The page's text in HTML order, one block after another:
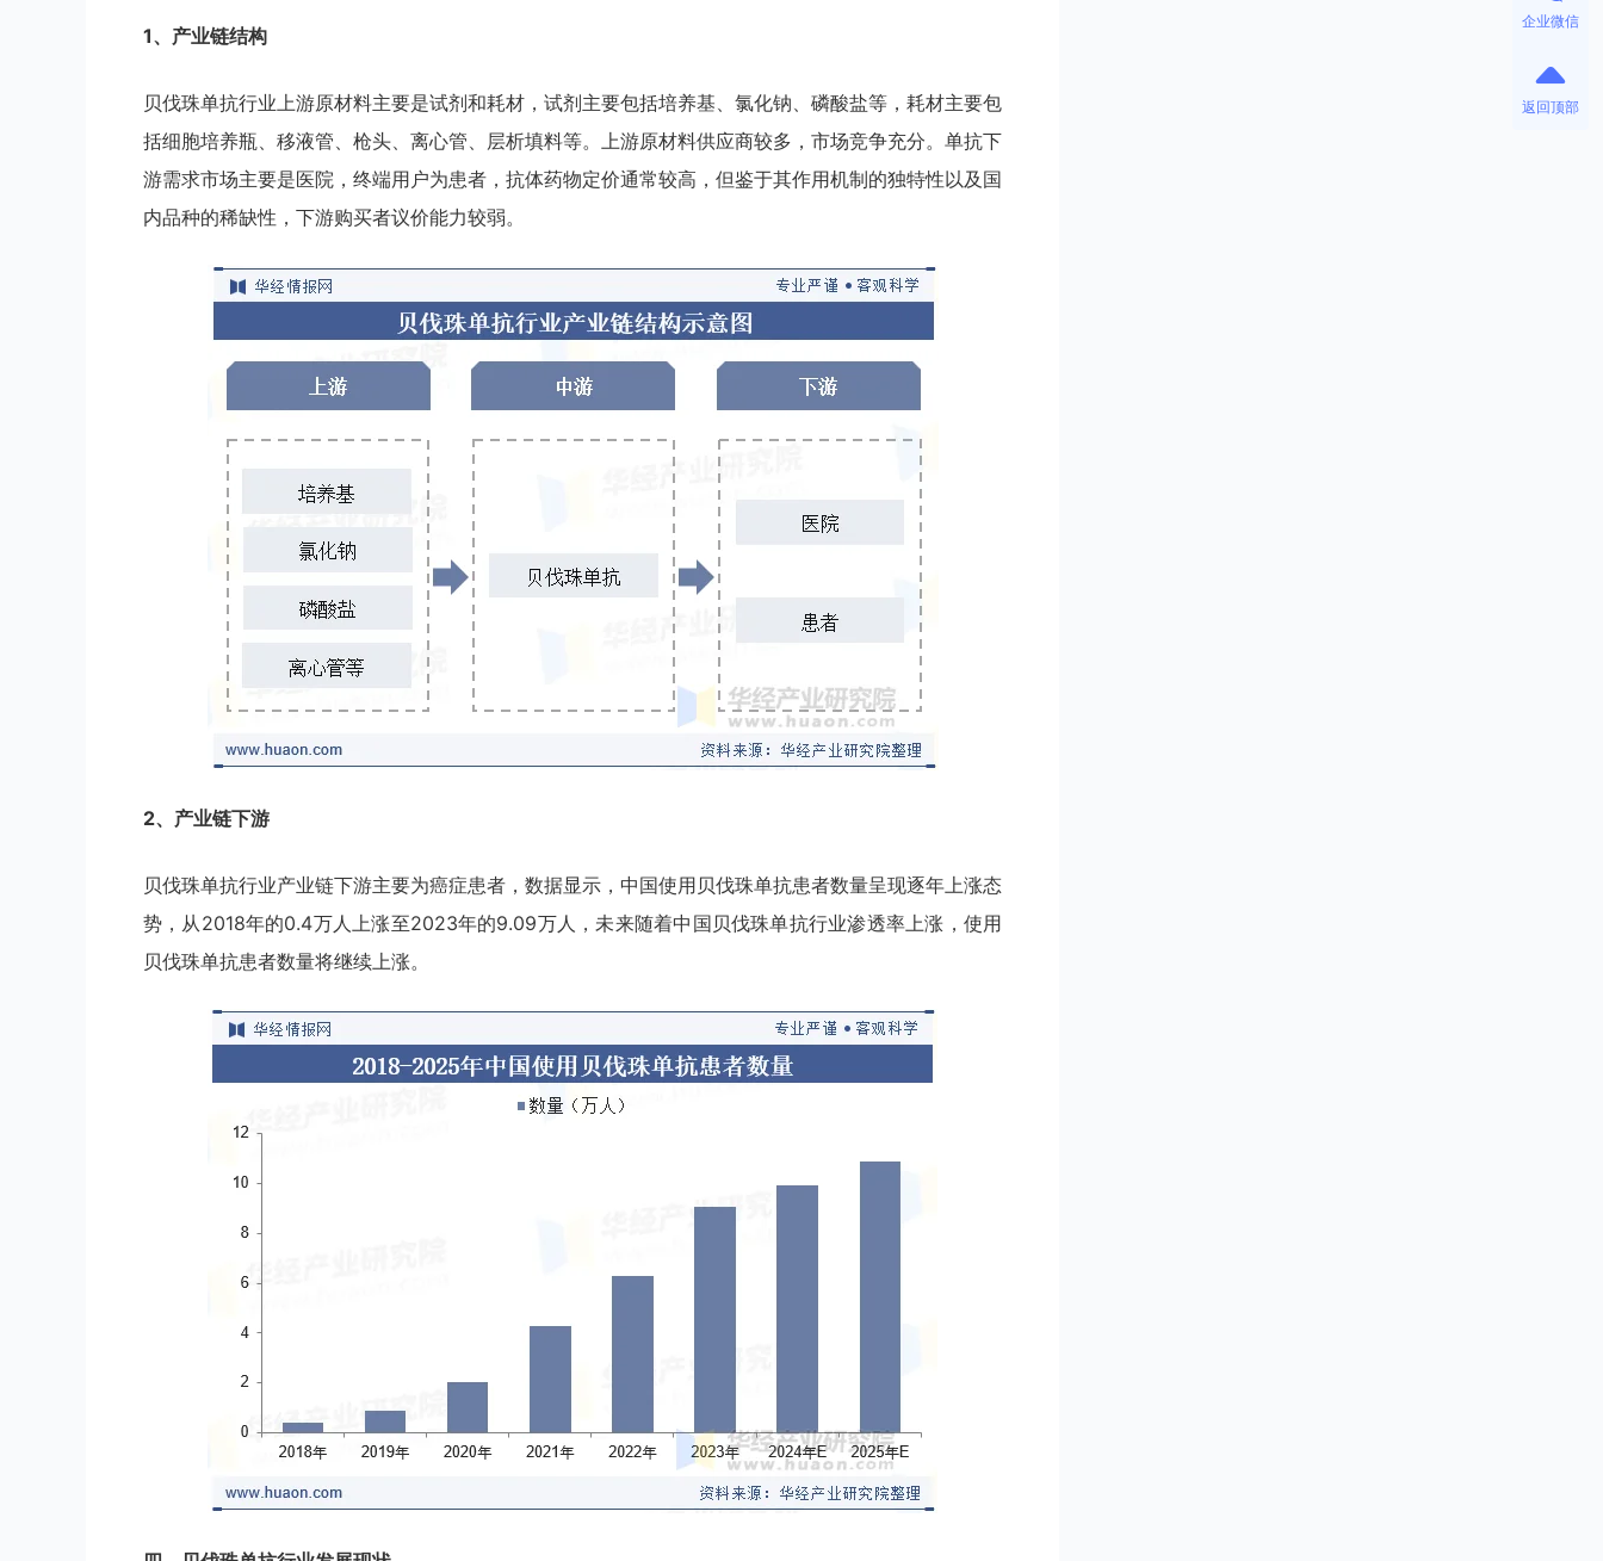
1、产业链结构
贝伐珠单抗行业上游原材料主要是试剂和耗材，试剂主要包括培养基、氯化钠、磷酸盐等，耗材主要包
括细胞培养瓶、移液管、枪头、离心管、层析填料等。上游原材料供应商较多，市场竞争充分。单抗下
游需求市场主要是医院，终端用户为患者，抗体药物定价通常较高，但鉴于其作用机制的独特性以及国
内品种的稀缺性，下游购买者议价能力较弱。
2、产业链下游
贝伐珠单抗行业产业链下游主要为癌症患者，数据显示，中国使用贝伐珠单抗患者数量呈现逐年上涨态
势，从2018年的0.4万人上涨至2023年的9.09万人，未来随着中国贝伐珠单抗行业渗透率上涨，使用
贝伐珠单抗患者数量将继续上涨。
企业微信
返回顶部